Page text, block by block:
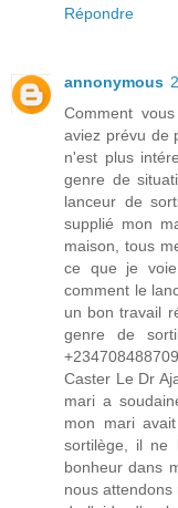
Répondre
annonymous
Comment
aviez prévu de
n'est plus
genre de
lanceur de
supplié mon
maison, tous
ce que je
comment le
un bon travail
genre de
Caster Le Dr
mari a
mon mari
sortilège, il ne
bonheur dans
nous